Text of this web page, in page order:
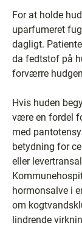
For at holde
uparfumeret
dagligt.
da fedtstof på
forværre
Hvis huden
være en fordel
med
betydning for
eller
hormonsalve i
om
lindrende